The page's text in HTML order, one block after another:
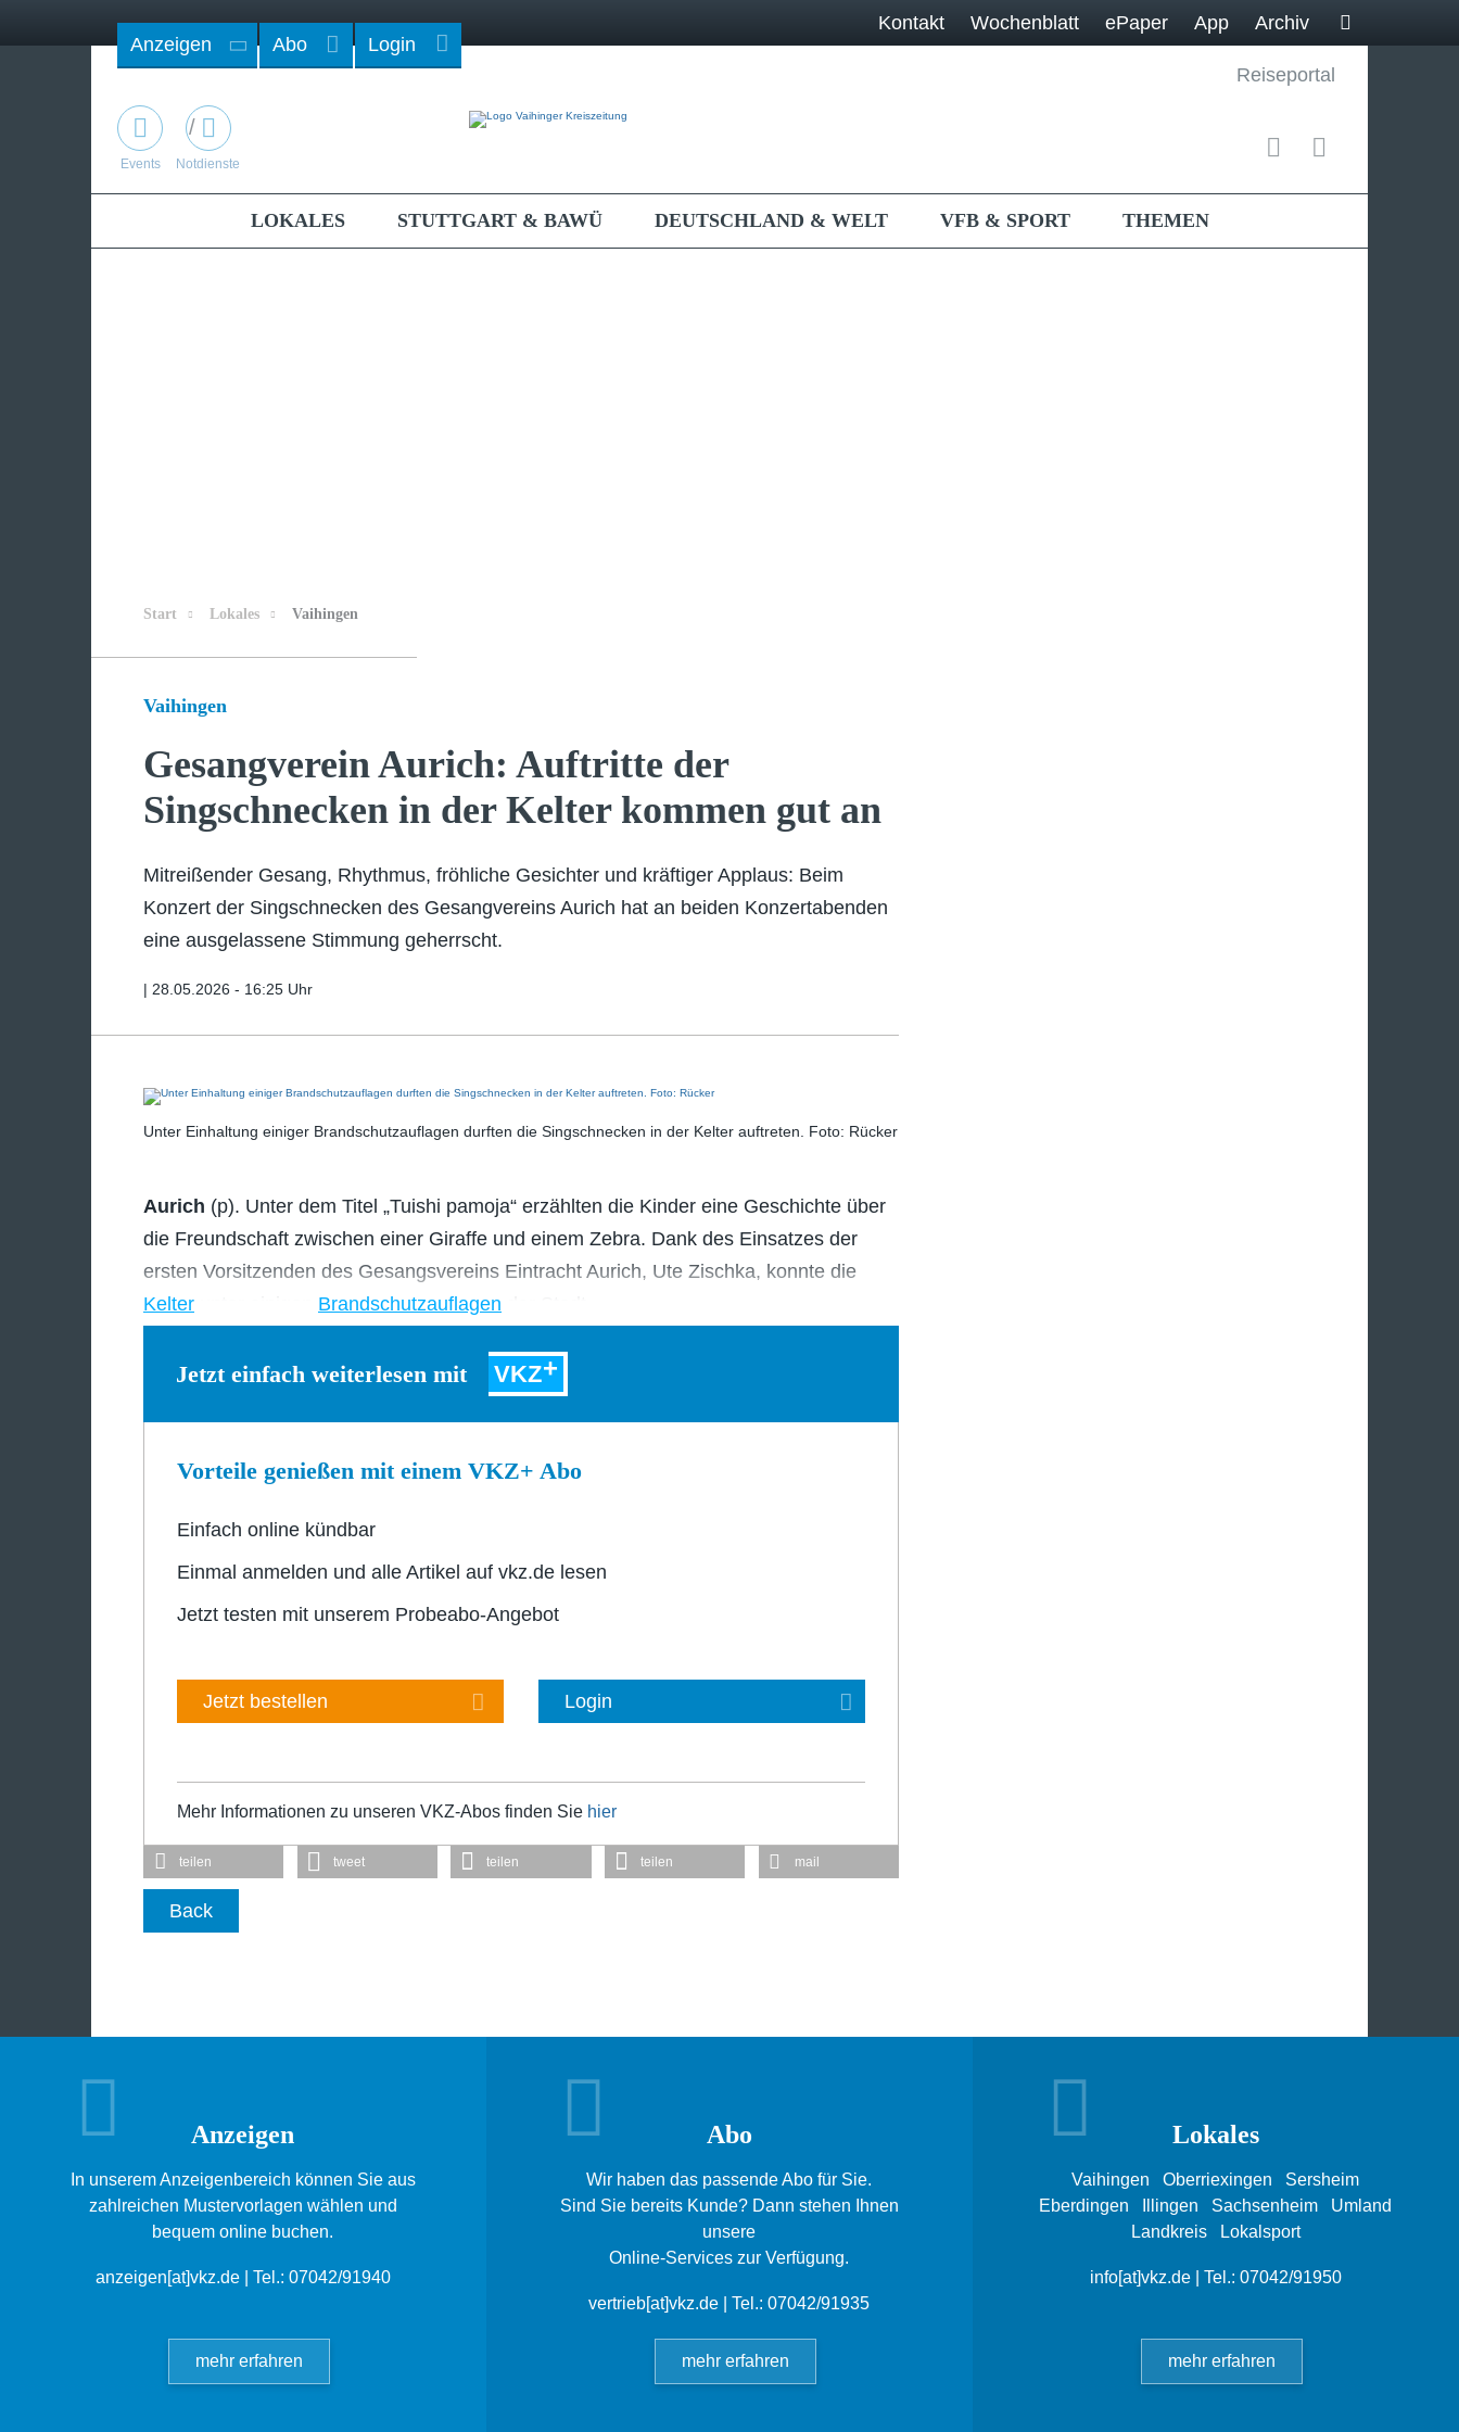
Anzeigen Abo Login
Kontakt Wochenblatt ePaper App Archiv
/
Reiseportal
Events Notdienste
LOKALES STUTTGART & BAWÜ DEUTSCHLAND & WELT VFB & SPORT THEMEN
Start Lokales Vaihingen
Vaihingen
Gesangverein Aurich: Auftritte der
Singschnecken in der Kelter kommen gut an
Mitreißender Gesang, Rhythmus, fröhliche Gesichter und kräftiger Applaus: Beim
Konzert der Singschnecken des Gesangvereins Aurich hat an beiden Konzertabenden
eine ausgelassene Stimmung geherrscht.
| 28.05.2026 - 16:25 Uhr
Unter Einhaltung einiger Brandschutzauflagen durften die Singschnecken in der Kelter auftreten. Foto: Rücker
Aurich (p). Unter dem Titel „Tuishi pamoja“ erzählten die Kinder eine Geschichte über
die Freundschaft zwischen einer Giraffe und einem Zebra. Dank des Einsatzes der
ersten Vorsitzenden des Gesangsvereins Eintracht Aurich, Ute Zischka, konnte die
Kelter
Brandschutzauflagen
Jetzt einfach weiterlesen mit VKZ
Vorteile genießen mit einem VKZ+ Abo
Einfach online kündbar
Einmal anmelden und alle Artikel auf vkz.de lesen
Jetzt testen mit unserem Probeabo-Angebot
Jetzt bestellen Login
Mehr Informationen zu unseren VKZ-Abos finden Sie hier
teilen tweet teilen teilen mail
Back
Anzeigen
In unserem Anzeigenbereich können Sie aus
zahlreichen Mustervorlagen wählen und
bequem online buchen.
anzeigen[at]vkz.de| Tel.: 07042/91940
mehr erfahren
Abo
Wir haben das passende Abo für Sie.
Sind Sie bereits Kunde? Dann stehen Ihnen
unsere
Online-Services zur Verfügung.
vertrieb[at]vkz.de | Tel.: 07042/91935
mehr erfahren
Lokales
Vaihingen Oberriexingen
Sersheim
Eberdingen
Illingen Sachsenheim
Umland
Landkreis
Lokalsport
info[at]vkz.de| Tel.: 07042/91950
mehr erfahren